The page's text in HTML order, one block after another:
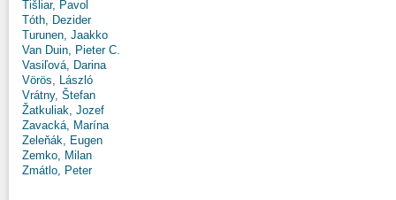
Tišliar, Pavol
Tóth, Dezider
Turunen, Jaakko
Van Duin, Pieter C.
Vasiľová, Darina
Vörös, László
Vrátny, Štefan
Žatkuliak, Jozef
Zavacká, Marína
Zeleňák, Eugen
Zemko, Milan
Zmátlo, Peter